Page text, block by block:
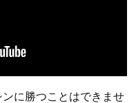
に勝つことはできませ